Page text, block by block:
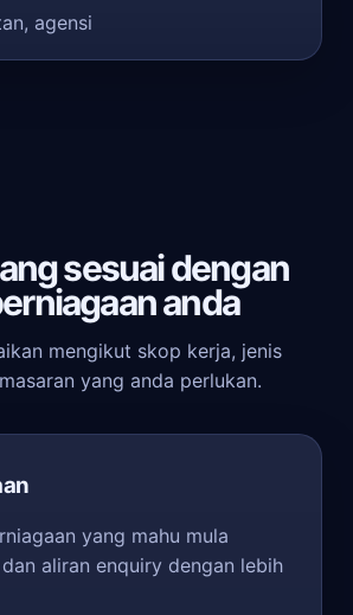
agensi
sesuai dengan
anda
mengikut skop kerja, jenis
yang anda perlukan.
yang mahu mula
aliran enquiry dengan lebih